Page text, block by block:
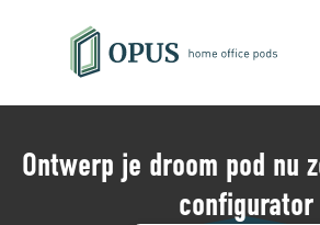
Ontwerp je droom pod nu
configurator